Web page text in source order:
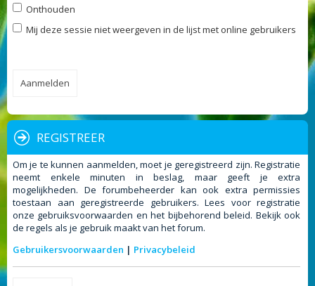
Onthouden
Mij deze sessie niet weergeven in de lijst met online gebruikers
REGISTREER
Om je te kunnen aanmelden, moet je geregistreerd zijn. Registratie
neemt enkele minuten in beslag, maar geeft je extra
mogelijkheden. De forumbeheerder kan ook extra permissies
toestaan aan geregistreerde gebruikers. Lees voor registratie
onze gebruiksvoorwaarden en het bijbehorend beleid. Bekijk ook
de regels als je gebruik maakt van het forum.
Gebruikersvoorwaarden | Privacybeleid